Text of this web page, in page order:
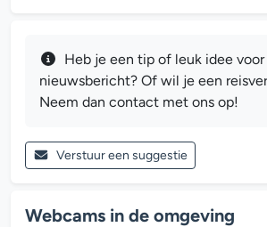
Heb je een tip of leuk idee voor
nieuwsbericht? Of wil je een
Neem dan contact met ons op!
Verstuur een suggestie
Webcams in de omgeving